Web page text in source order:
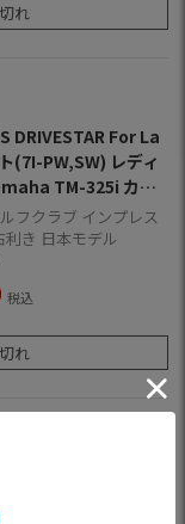
れ
DRIVESTAR For La
(7I-PW,SW) レディ
TM-325i カー
ル 日本正規品 ゴル
フクラブ インプレス
き 日本モデル
税込
れ
DRIVESTAR TYPE/
P) メンズ 右用 SPE